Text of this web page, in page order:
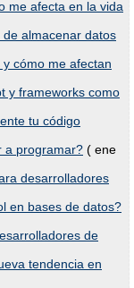
me afecta en la vida
almacenar datos
cómo me afectan
y frameworks como
tu código
a programar? ( ene
desarrolladores
en bases de datos?
de
tendencia en